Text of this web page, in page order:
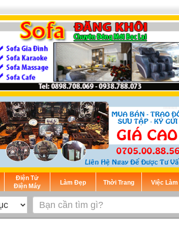
Điện Tử
Điện Máy
Làm Đẹp Thời Trang Việc Làm